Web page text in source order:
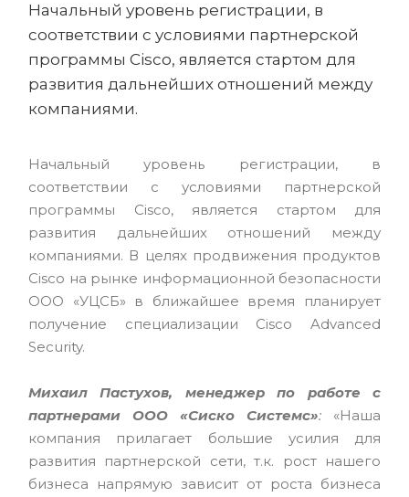
Начальный уровень регистрации, в
соответствии с условиями партнерской
программы Cisco, является стартом для
развития дальнейших отношений между
компаниями.
Начальный уровень регистрации, в
соответствии с условиями партнерской
программы Cisco, является стартом для
развития дальнейших отношений между
компаниями. В целях продвижения продуктов
Cisco на рынке информационной безопасности
ООО «УЦСБ» в ближайшее время планирует
получение специализации Cisco Advanced
Security.
Михаил Пастухов, менеджер по работе с
партнерами ООО «Сиско Системс»: «Наша
компания прилагает большие усилия для
развития партнерской сети, т.к. рост нашего
бизнеса напрямую зависит от роста бизнеса